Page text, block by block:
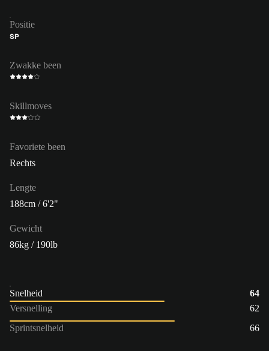
Positie
SP
Zwakke been
Skillmoves
Favoriete been
Rechts
Lengte
188cm / 6'2"
Gewicht
86kg / 190lb
Snelheid
64
Versnelling
62
Sprintsnelheid
66